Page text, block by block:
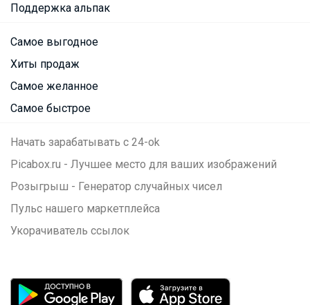
Поддержка альпак
Самое выгодное
Хиты продаж
Самое желанное
Самое быстрое
Начать зарабатывать с 24-ok
Picabox.ru - Лучшее место для ваших изображений
Розыгрыш - Генератор случайных чисел
Пульс нашего маркетплейса
Укорачиватель ссылок